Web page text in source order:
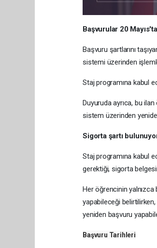
Başvurular 20
Başvuru şartlarını
sistemi üzerinden
Staj programına kabul
Duyuruda ayrıca, bu
sistem üzerinden
Sigorta şartı
Staj programına kabul
gerektiği, sigorta
Her öğrencinin
yapabileceği
yeniden başvuru
Başvuru Tarihleri